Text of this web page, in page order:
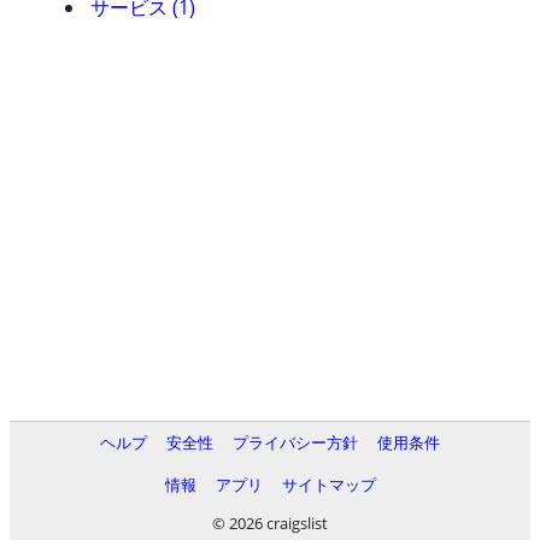
サービス (1)
ヘルプ 安全性 プライバシー方針
使用条件
情報
アプリ
サイトマップ
© 2026 craigslist